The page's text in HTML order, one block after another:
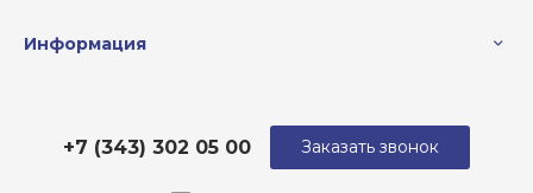
Информация
+7 (343) 302 05 00 Заказать звонок